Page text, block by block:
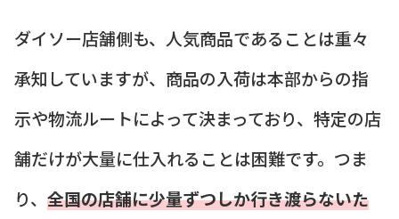
ダイソー店舗側も、人気商品であることは重々
承知していますが、商品の入荷は本部からの指
示や物流ルートによって決まっており、特定の店
舗だけが大量に仕入れることは困難です。つま
り、 全国の店舗に少量ずつしか行き渡らないた